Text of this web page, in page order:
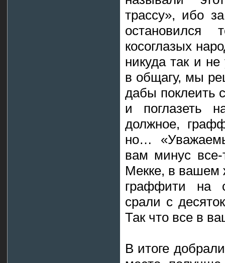
трассу», ибо
остановился
косоглазых
никуда так и
в общагу, мы
дабы поклеить
и поглазеть
должное,
но…
вам минус
Мекке, в вашем
граффити на
срали с
Так что все в
В итоге